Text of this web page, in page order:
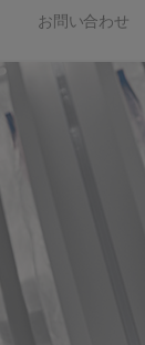
お問い合わせ